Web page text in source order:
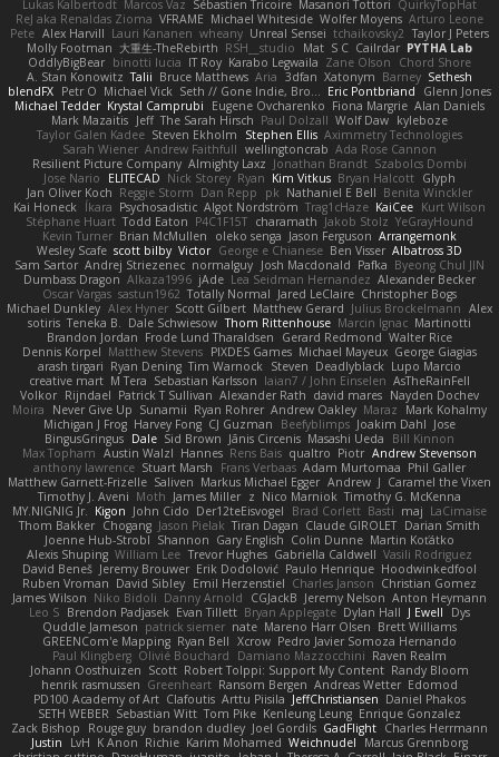
Lukas Kalbertodt Marcos Vaz Sébastien Tricoire Masanori Tottori QuirkyTopHat
ReJ aka Renaldas Zioma VFRAME Michael Whiteside Wolfer Moyens Arturo Leone
Pete Alex Harvill Lauri Kananen wheany Unreal Sensei tchaikovsky2 Taylor J Peters
Molly Footman 大重生-TheRebirth RSH__studio Mat S C Cailrdar PYTHA Lab
OddlyBigBear binotti lucia IT Roy Karabo Legwaila Zane Olson
Chord Shore
A. Stan Konowitz Talii Bruce Matthews Aria 3dfan Xatonym Barney Sethesh
blendFX Petr O Michael Vick Seth // Gone Indie, Bro... Eric Pontbriand
Glenn Jones
Michael Tedder Krystal Camprubi Eugene Ovcharenko Fiona Margrie Alan Daniels
Mark Mazaitis Jeff The Sarah Hirsch Paul Dolzall Wolf Daw kyleboze
Taylor Galen Kadee Steven Ekholm Stephen Ellis Aximmetry Technologies
Sarah Wiener Andrew Faithfull wellingtoncrab Ada Rose Cannon
Resilient Picture Company Almighty Laxz Jonathan Brandt Szabolcs Dombi
Jose Nario
ELITECAD Nick Storey Ryan Kim Vitkus Bryan Halcott Glyph
Jan Oliver Koch Reggie Storm Dan Repp pk Nathaniel E Bell Benita Winckler
Kai Honeck Íkara Psychosadistic Algot Nordström Trag1cHaze KaiCee Kurt Wilson
Stéphane Huart Todd Eaton P4C1F15T charamath Jakob Stolz YeGrayHound
Kevin Turner Brian McMullen oleko senga Jason Ferguson Arrangemonk
Wesley Scafe scott bilby Victor George e Chianese Ben Visser Albatross 3D
Sam Sartor Andrej Striezenec normalguy Josh Macdonald Pafka Byeong Chul JIN
Dumbass Dragon Alkaza1996 jAde Lea Seidman Hernandez Alexander Becker
Oscar Vargas sastun1962 Totally Normal Jared LeClaire Christopher Bogs
Michael Dunkley Alex Hyner Scott Gilbert Matthew Gerard Julius Brockelmann Alex
sotiris Teneka B. Dale Schwiesow Thom Rittenhouse Marcin Ignac Martinotti
Brandon Jordan Frode Lund Tharaldsen Gerard Redmond Walter Rice
Dennis Korpel Matthew Stevens PIXDES Games Michael Mayeux George Giagias
arash tirgari Ryan Dening Tim Warnock Steven Deadlyblack Lupo Marcio
creative mart M Tera Sebastian Karlsson Iaian7 / John Einselen AsTheRainFell
Volkor Rijndael Patrick T Sullivan Alexander Rath david mares Nayden Dochev
Moira
Never Give Up Sunamii Ryan Rohrer Andrew Oakley Maraz
Mark Kohalmy
Michigan J Frog Harvey Fong CJ Guzman Beefyblimps Joakim Dahl Jose
BingusGringus Dale Sid Brown Jānis Circenis Masashi Ueda
Bill Kinnon
Max Topham Austin Walzl Hannes Rens Bais qualtro Piotr Andrew Stevenson
anthony lawrence Stuart Marsh Frans Verbaas Adam Murtomaa Phil Galler
Matthew Garnett-Frizelle Saliven Markus Michael Egger Andrew J Caramel the Vixen
Timothy J. Aveni Moth James Miller z Nico Marniok Timothy G. McKenna
MY.NIGNIG Jr. Kigon John Cido Der12teEisvogel Brad Corlett Basti maj LaCimaise
Thom Bakker Chogang Jason Pielak Tiran Dagan Claude GIROLET Darian Smith
Joenne Hub-Strobl Shannon Gary English Colin Dunne Martin Koťátko
Alexis Shuping William Lee Trevor Hughes Gabriella Caldwell Vasili Rodriguez
David Beneš Jeremy Brouwer Erik Dodolović Paulo Henrique Hoodwinkedfool
Ruben Vroman David Sibley Emil Herzenstiel Charles Janson Christian Gomez
James Wilson Niko Bidoli Danny Arnold CGJackB Jeremy Nelson Anton Heymann
Leo S Brendon Padjasek Evan Tillett Bryan Applegate Dylan Hall J Ewell
Dys
Quddle Jameson patrick siemer nate Mareno Harr Olsen Brett Williams
GREENCom'e Mapping Ryan Bell Xcrow Pedro Javier Somoza Hernando
Paul Klingberg Olivié Bouchard Damiano Mazzocchini Raven Realm
Johann Oosthuizen Scott Robert Tolppi: Support My Content Randy Bloom
henrik rasmussen Greenheart Ransom Bergen Andreas Wetter Edomod
PD100 Academy of Art Clafoutis Arttu Piisila JeffChristiansen Daniel Phakos
SETH WEBER Sebastian Witt Tom Pike Kenleung Leung Enrique Gonzalez
Zack Bishop
Rouge guy brandon dudley Joel Gordils GadFlight Charles Herrmann
Justin
LvH K Anon Richie Karim Mohamed Weichnudel
Marcus Grennborg